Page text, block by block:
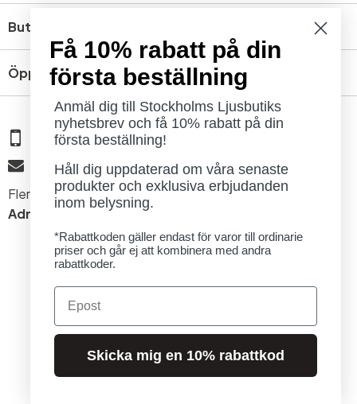
Butik
Öppettider
08 - 654 29 00
info@ljusbutik.se
Fler kontaktuppgifter »
Adress:
Kungsholmsgatan 6, 112 27 Stockholm
© 2026 Stockholms Ljusbutik. Alla rättigheter förbehållna.
Få 10% rabatt på din
första beställning
Anmäl dig till Stockholms Ljusbutiks
nyhetsbrev och få 10% rabatt på din
första beställning!
Håll dig uppdaterad om våra senaste
produkter och exklusiva erbjudanden
inom belysning.
*Rabattkoden gäller endast för varor till ordinarie
priser och går ej att kombinera med andra
rabattkoder.
Email
Skicka mig en 10% rabattkod